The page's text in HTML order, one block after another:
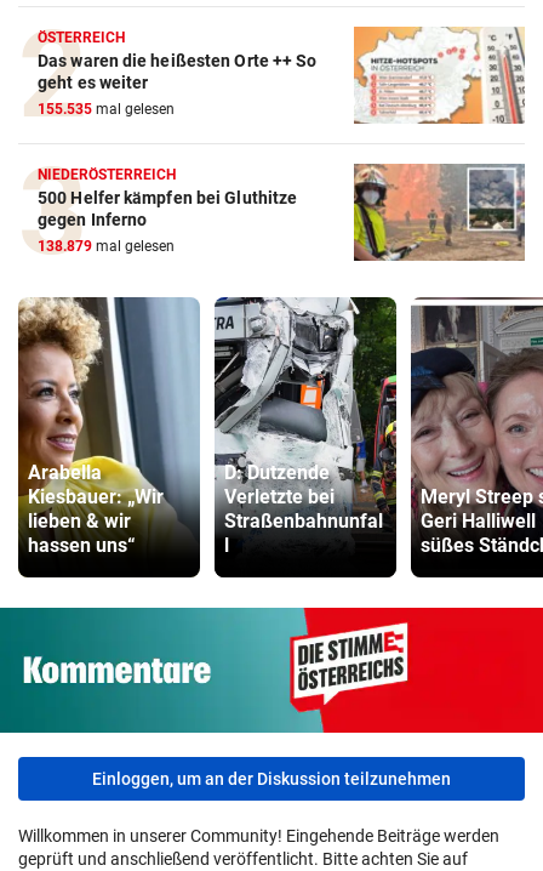
ÖSTERREICH
Das waren die heißesten Orte ++ So
geht es weiter
155.535 mal gelesen
NIEDERÖSTERREICH
500 Helfer kämpfen bei Gluthitze
gegen Inferno
138.879 mal gelesen
Arabella
Kiesbauer: „Wir
lieben & wir
hassen uns“
D: Dutzende
Verletzte bei
Straßenbahnunfal
l
Meryl Streep
Geri Halliwell
süßes
Einloggen, um an der Diskussion teilzunehmen
Willkommen in unserer Community! Eingehende Beiträge werden
geprüft und anschließend veröffentlicht. Bitte achten Sie auf